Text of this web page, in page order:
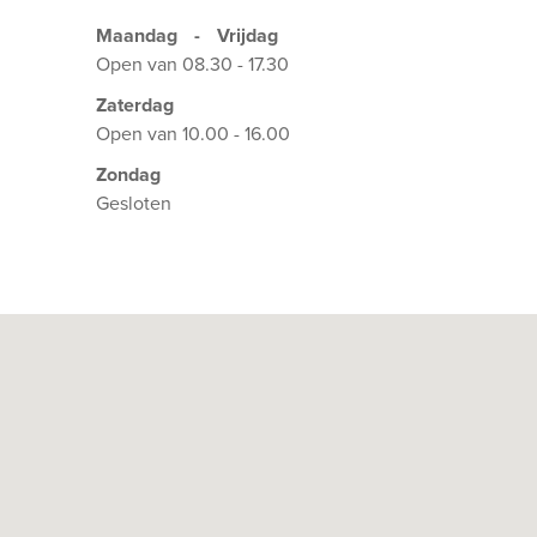
Oplevering: in overleg
Voor een bezichtiging van deze charmante
met Bart Lammerts, NVM Makelaar van ons
eigen NVM Aankoop makelaar mee te nemen.
Maandag -
Vrijdag
Open van 08.30 - 17.30
Zaterdag
Open van 10.00 - 16.00
Zondag
Gesloten